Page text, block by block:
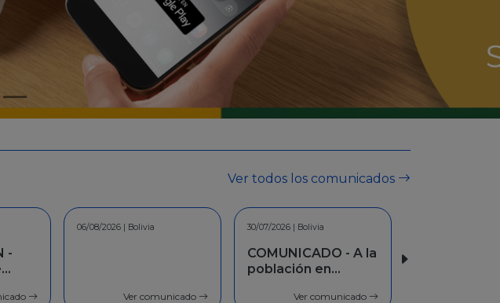
Ver todos los comunicados
30/07/2026 | Bolivia
Ver comunicado
30/06/2026 | Bolivia
INFORMACION -
Facilidades de
Ver comunicado